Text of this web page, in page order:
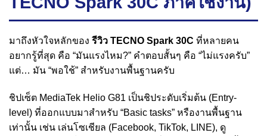
มาถึงหัวใจหลักของ รีวิว TECNO Spark 30C ที่หลายคน
อยากรู้ที่สุด คือ “มันแรงไหม?” คำตอบสั้นๆ คือ “ไม่แรงครับ”
แต่… มัน “พอใช้” สำหรับงานพื้นฐานครับ
ชิปเซ็ต MediaTek Helio G81 เป็นชิประดับเริ่มต้น (Entry-
level) ที่ออกแบบมาสำหรับ “Basic tasks” หรืองานพื้นฐาน
เท่านั้น เช่น เล่นโซเชียล (Facebook, TikTok, LINE), ดู